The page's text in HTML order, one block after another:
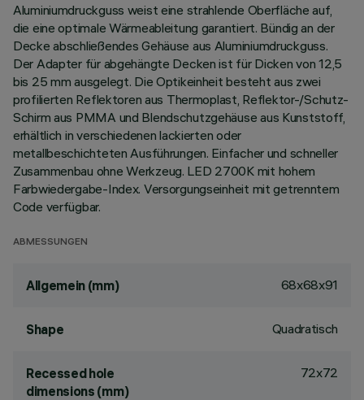
Aluminiumdruckguss weist eine strahlende Oberfläche auf,
die eine optimale Wärmeableitung garantiert. Bündig an der
Decke abschließendes Gehäuse aus Aluminiumdruckguss.
Der Adapter für abgehängte Decken ist für Dicken von 12,5
bis 25 mm ausgelegt. Die Optikeinheit besteht aus zwei
profilierten Reflektoren aus Thermoplast, Reflektor-/Schutz-
Schirm aus PMMA und Blendschutzgehäuse aus Kunststoff,
erhältlich in verschiedenen lackierten oder
metallbeschichteten Ausführungen. Einfacher und schneller
Zusammenbau ohne Werkzeug. LED 2700K mit hohem
Farbwiedergabe-Index. Versorgungseinheit mit getrenntem
Code verfügbar.
ABMESSUNGEN
Allgemein (mm) 68x68x91
Shape Quadratisch
Recessed hole
dimensions (mm)
72x72